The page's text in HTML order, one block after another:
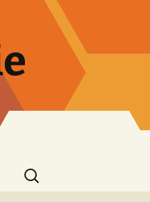
Rechercher :